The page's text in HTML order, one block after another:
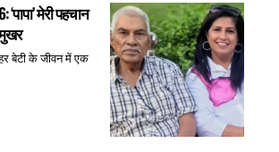
मेरी पहचान
बेटी के जीवन में एक